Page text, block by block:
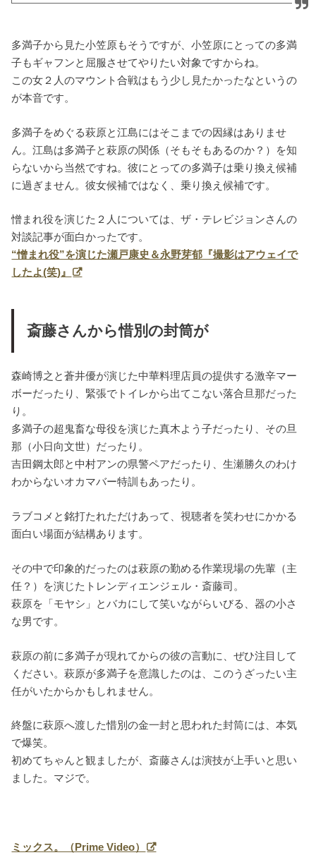
多満子から見た小笠原もそうですが、小笠原にとっての多満
子もギャフンと屈服させてやりたい対象ですからね。
この女２人のマウント合戦はもう少し見たかったなというの
が本音です。
多満子をめぐる萩原と江島にはそこまでの因縁はありませ
ん。江島は多満子と萩原の関係（そもそもあるのか？）を知
らないから当然ですね。彼にとっての多満子は乗り換え候補
に過ぎません。彼女候補ではなく、乗り換え候補です。
憎まれ役を演じた２人については、ザ・テレビジョンさんの
対談記事が面白かったです。
“憎まれ役”を演じた瀬戸康史＆永野芽郁『撮影はアウェイで
したよ(笑)』
斎藤さんから惜別の封筒が
森崎博之と蒼井優が演じた中華料理店員の提供する激辛マー
ボーだったり、緊張でトイレから出てこない落合旦那だった
り。
多満子の超鬼畜な母役を演じた真木よう子だったり、その旦
那（小日向文世）だったり。
吉田鋼太郎と中村アンの県警ペアだったり、生瀬勝久のわけ
わからないオカマバー特訓もあったり。
ラブコメと銘打たれただけあって、視聴者を笑わせにかかる
面白い場面が結構あります。
その中で印象的だったのは萩原の勤める作業現場の先輩（主
任？）を演じたトレンディエンジェル・斎藤司。
萩原を「モヤシ」とバカにして笑いながらいびる、器の小さ
な男です。
萩原の前に多満子が現れてからの彼の言動に、ぜひ注目して
ください。萩原が多満子を意識したのは、このうざったい主
任がいたからかもしれません。
終盤に萩原へ渡した惜別の金一封と思われた封筒には、本気
で爆笑。
初めてちゃんと観ましたが、斎藤さんは演技が上手いと思い
ました。マジで。
ミックス。（Prime Video）